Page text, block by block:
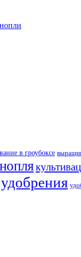
в гроубоксе
удобрения